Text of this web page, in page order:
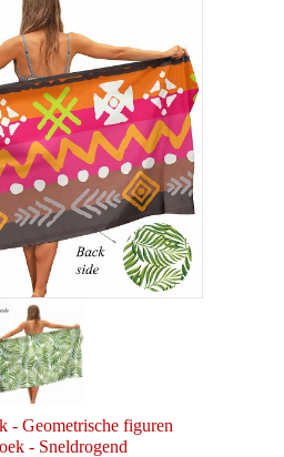
- Geometrische figuren
- Sneldrogend